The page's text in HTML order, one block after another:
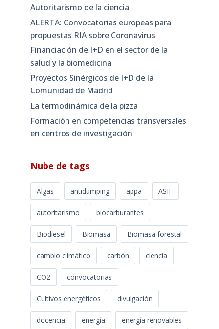
Autoritarismo de la ciencia
ALERTA: Convocatorias europeas para
propuestas RIA sobre Coronavirus
Financiación de I+D en el sector de la
salud y la biomedicina
Proyectos Sinérgicos de I+D de la
Comunidad de Madrid
La termodinámica de la pizza
Formación en competencias transversales
en centros de investigación
Nube de tags
Algas antidumping appa ASIF
autoritarismo biocarburantes
Biodiesel Biomasa Biomasa forestal
cambio climático carbón ciencia
CO2 convocatorias
Cultivos energéticos divulgación
docencia energía energía renovables